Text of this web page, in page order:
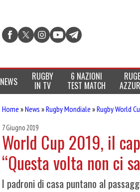
NEWS RUGBY
IN TV
6 NAZIONI
TEST MATCH
Home »News »Rugby Mondiale »Rugby World
7 Giugno 2019
World Cup 2019, il
“Questa volta non ci
I padroni di casa puntano al